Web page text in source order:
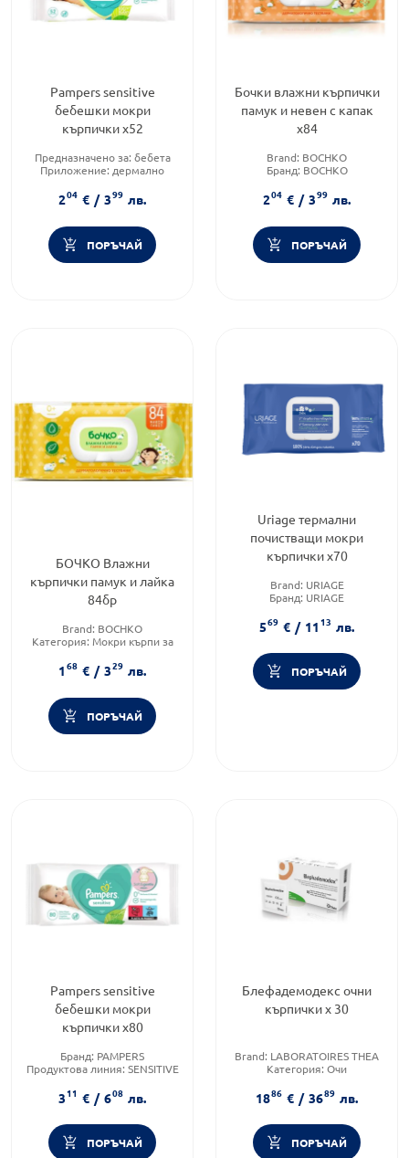
Pampers sensitive
бебешки мокри
кърпички х52
Предназначено за: бебета
Приложение: дермално
кърпички
204 € / 399 лв.
ПОРЪЧАЙ
Бочки влажни кърпички
памук и невен с капак
x84
Brand: BOCHKO
Бранд: BOCHKO
кърпички
204 € / 399 лв.
ПОРЪЧАЙ
БОЧКО Влажни
кърпички памук и лайка
84бр
Brand: BOCHKO
Категория: Мокри кърпи за
Форма на продукта:мокри
кърпи
168 € / 329 лв.
ПОРЪЧАЙ
Uriage термални
почистващи мокри
кърпички х70
Brand: URIAGE
Бранд: URIAGE
кърпички
569 € / 1113 лв.
ПОРЪЧАЙ
Pampers sensitive
бебешки мокри
кърпички х80
Бранд: PAMPERS
Продуктова линия: SENSITIVE
кърпички
311 € / 608 лв.
ПОРЪЧАЙ
Блефадемодекс очни
кърпички х 30
Brand: LABORATOIRES THEA
Категория: Очи
кърпички
1886 € / 3689 лв.
ПОРЪЧАЙ